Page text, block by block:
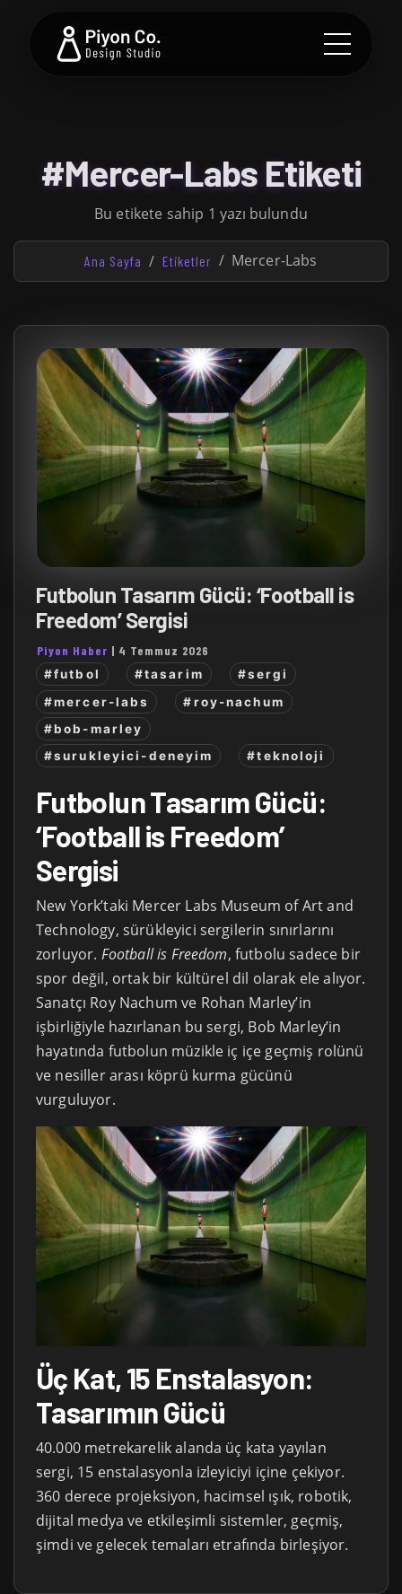
#Mercer-Labs Etiketi
Bu etikete sahip 1 yazı bulundu
Ana Sayfa Etiketler Mercer-Labs
Futbolun Tasarım Gücü: ‘Football is
Freedom’ Sergisi
Piyon Haber | 4 Temmuz 2026
#futbol #tasarim
#sergi
#mercer-labs
#roy-nachum
#bob-marley
#surukleyici-deneyim
#teknoloji
Futbolun Tasarım Gücü:
‘Football is Freedom’
Sergisi
New York’taki Mercer Labs Museum of Art and
Technology, sürükleyici sergilerin sınırlarını
zorluyor. Football is Freedom, futbolu sadece bir
spor değil, ortak bir kültürel dil olarak ele alıyor.
Sanatçı Roy Nachum ve Rohan Marley’in
işbirliğiyle hazırlanan bu sergi, Bob Marley’in
hayatında futbolun müzikle iç içe geçmiş rolünü
ve nesiller arası köprü kurma gücünü
vurguluyor.
Üç Kat, 15 Enstalasyon:
Tasarımın Gücü
40.000 metrekarelik alanda üç kata yayılan
sergi, 15 enstalasyonla izleyiciyi içine çekiyor.
360 derece projeksiyon, hacimsel ışık, robotik,
dijital medya ve etkileşimli sistemler, geçmiş,
şimdi ve gelecek temaları etrafında birleşiyor.